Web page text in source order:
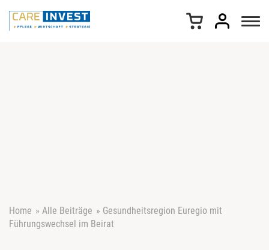
Home » Alle Beiträge » Gesundheitsregion Euregio mit
Führungswechsel im Beirat